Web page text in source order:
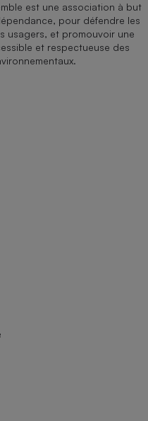
est une association à but
pour défendre les
usagers, et promouvoir une
et respectueuse des